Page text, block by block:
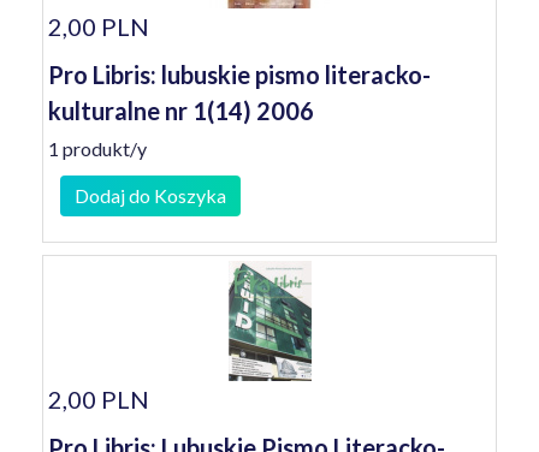
2,00 PLN
Pro Libris: lubuskie pismo literacko-
kulturalne nr 1(14) 2006
1 produkt/y
Dodaj do Koszyka
2,00 PLN